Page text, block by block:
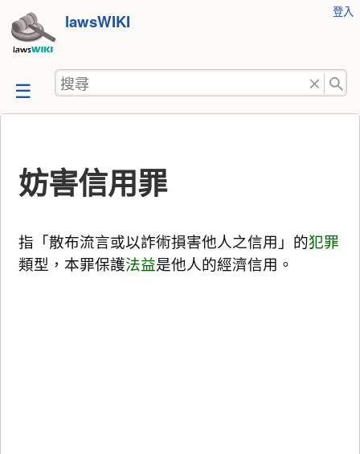
跳
至
容
lawsWIKI
工
登入
搜
尋
妨害信用罪
指「散布流言或以詐術損害他人之信用」的犯罪
類型，本罪保護法益是他人的經濟信用。